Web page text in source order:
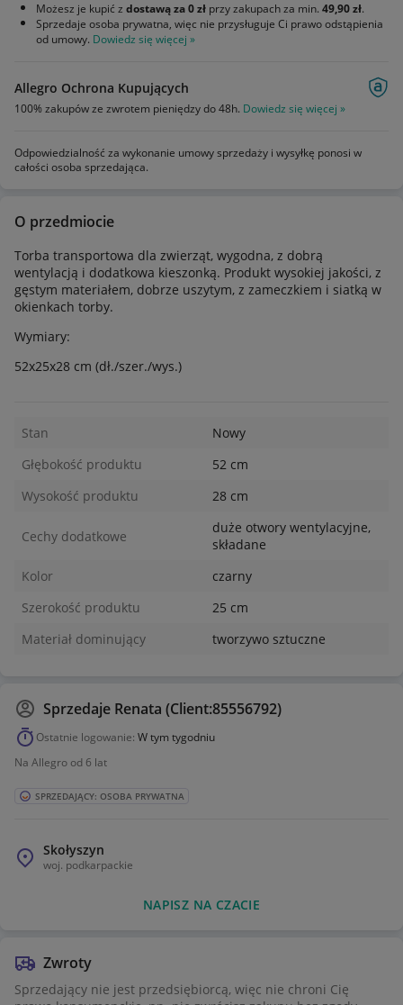
Możesz je kupić z dostawą za 0 zł przy zakupach za min. 49,90 zł.
Sprzedaje osoba prywatna, więc nie przysługuje Ci prawo odstąpienia
od umowy. Dowiedz się więcej »
Allegro Ochrona Kupujących
100% zakupów ze zwrotem pieniędzy do 48h. Dowiedz się więcej »
Odpowiedzialność za wykonanie umowy sprzedaży i wysyłkę ponosi w
całości osoba sprzedająca.
O przedmiocie
Torba transportowa dla zwierząt, wygodna, z dobrą
wentylacją i dodatkowa kieszonką. Produkt wysokiej jakości, z
gęstym materiałem, dobrze uszytym, z zameczkiem i siatką w
okienkach torby.
Wymiary:
52x25x28 cm (dł./szer./wys.)
Stan
Nowy
Głębokość produktu
52 cm
Wysokość produktu
28 cm
Cechy dodatkowe
duże otwory wentylacyjne,
składane
Kolor
czarny
Szerokość produktu
25 cm
Materiał dominujący
tworzywo sztuczne
Sprzedaje Renata (Client:85556792)
Ostatnie logowanie: W tym tygodniu
Na Allegro od 6 lat
SPRZEDAJĄCY: OSOBA PRYWATNA
Skołyszyn
woj. podkarpackie
NAPISZ NA CZACIE
Zwroty
Sprzedający nie jest przedsiębiorcą, więc nie chroni Cię